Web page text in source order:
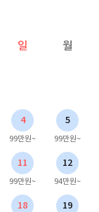
일 월
4
99만원~
5
99만원~
11
99만원~
12
94만원~
18 19